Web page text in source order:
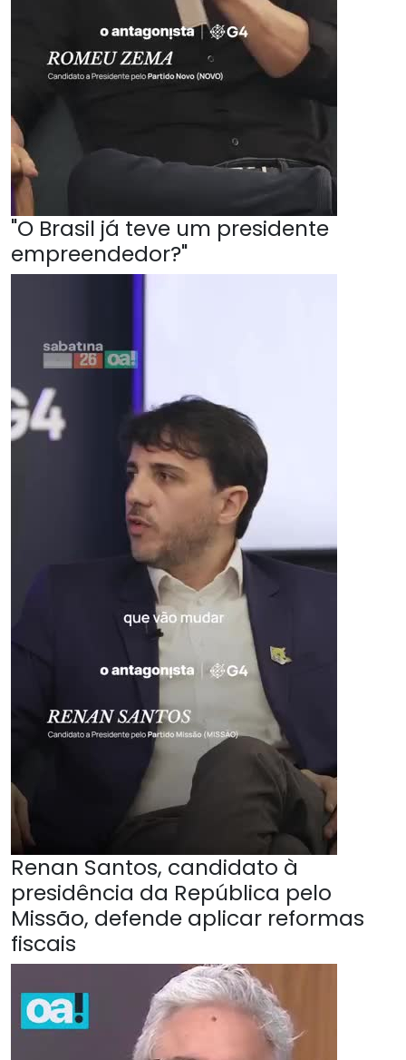
"O Brasil já teve um presidente
empreendedor?"
Renan Santos, candidato à
presidência da República pelo
Missão, defende aplicar reformas
fiscais